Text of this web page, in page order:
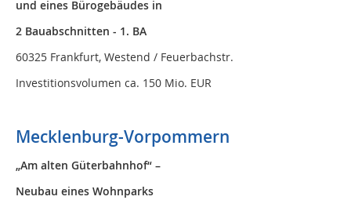
und eines Bürogebäudes in
2 Bauabschnitten - 1. BA
60325 Frankfurt, Westend / Feuerbachstr.
Investitionsvolumen ca. 150 Mio. EUR
Mecklenburg-Vorpommern
„Am alten Güterbahnhof“ –
Neubau eines Wohnparks